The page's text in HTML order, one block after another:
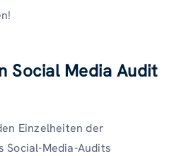
Social Media Audit
Einzelheiten der
Social-Media-Audits